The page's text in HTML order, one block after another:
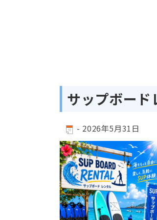
サップボード
- 2026年5月31日